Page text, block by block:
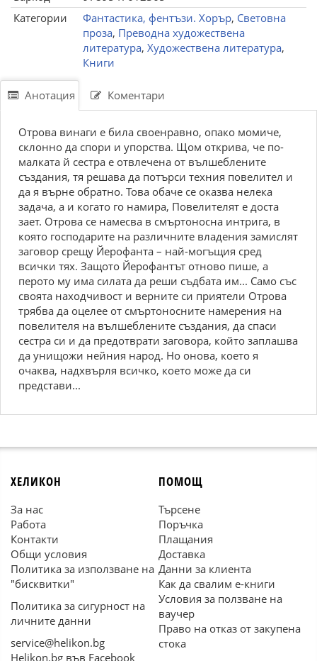
Категории
Фантастика, фентъзи. Хорър, Световна
проза, Преводна художествена
литература, Художествена литература,
Книги
Анотация Коментари
Отрова винаги е била своенравно, опако момиче,
склонно да спори и упорства. Щом открива, че по-
малката й сестра е отвлечена от вълшеблените
създания, тя решава да потърси техния повелител и
да я върне обратно. Това обаче се оказва нелека
задача, а и когато го намира, Повелителят е доста
зает. Отрова се намесва в смъртоносна интрига, в
която господарите на различните владения замислят
заговор срещу Йерофанта – най-могъщия сред
всички тях. Защото Йерофантът отново пише, а
перото му има силата да реши съдбата им... Само със
своята находчивост и верните си приятели Отрова
трябва да оцелее от смъртоносните намерения на
повелителя на вълшеблените създания, да спаси
сестра си и да предотврати заговора, който заплашва
да унищожи нейния народ. Но онова, което я
очаква, надхвърля всичко, което може да си
представи...
ХЕЛИКОН
За нас
Работа
Контакти
Общи условия
Политика за използване на
"бисквитки"
Политика за сигурност на
личните данни
service@helikon.bg
Helikon.bg във Facebook
ПОМОЩ
Търсене
Поръчка
Плащания
Доставка
Данни за клиента
Как да свалим е-книги
Условия за ползване на
ваучер
Право на отказ от закупена
стока